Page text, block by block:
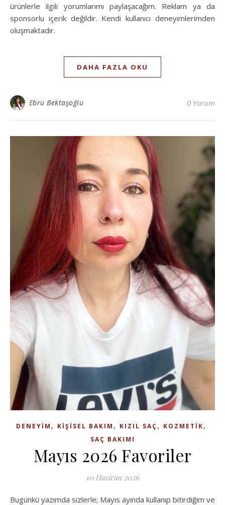
ürünlerle ilgili yorumlarımı paylaşacağım. Reklam ya da
sponsorlu içerik değildir. Kendi kullanıcı deneyimlerimden
oluşmaktadır.
DAHA FAZLA OKU
Ebru Bektaşoğlu 0 Yorum
DENEYIM , KIŞISEL BAKIM , KIZIL SAÇ, KOZMETIK,
SAÇ BAKIMI
Mayıs 2026 Favoriler
10 Haziran 2026
Bugünkü yazımda sizlerle; Mayıs ayında kullanıp bitirdiğim ve